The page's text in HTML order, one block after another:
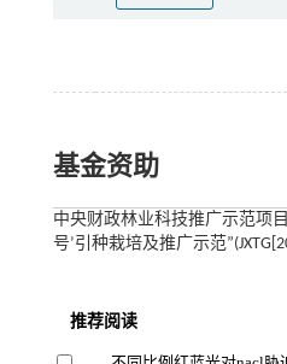
基金资助
中央财政林业科技推广示范项
号’引种栽培及推广示范